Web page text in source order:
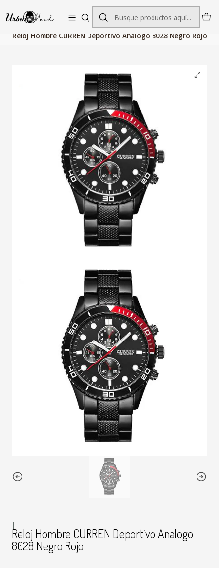
Envío GRATIS desde $60.000 | Entregas rápidas 1–5 días hábiles
Relojes Hombre Relojes Cuarzo
Reloj Hombre CURREN Deportivo Analogo 8028 Negro Rojo
|
Reloj Hombre CURREN Deportivo Analogo
8028 Negro Rojo